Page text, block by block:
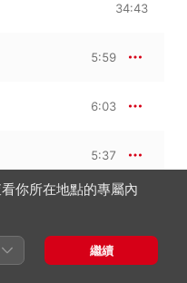
34:43
5:59
6:03
5:37
4:10
你所在地點的專屬內
繼續